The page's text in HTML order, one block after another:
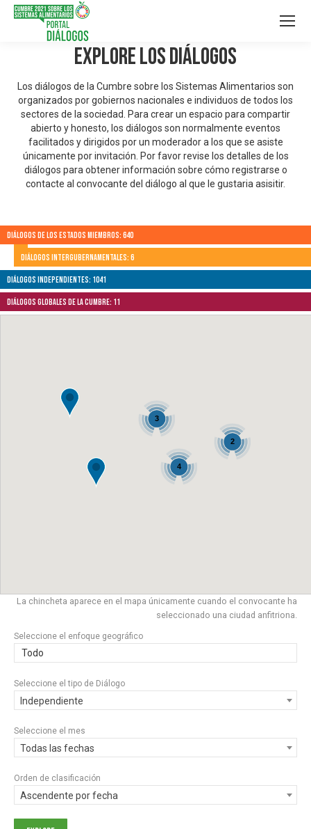
Explore los Diálogos
Los diálogos de la Cumbre sobre los Sistemas Alimentarios son
organizados por gobiernos nacionales e individuos de todos los
sectores de la sociedad. Para crear un espacio para compartir
abierto y honesto, los diálogos son normalmente eventos
facilitados y dirigidos por un moderador a los que se asiste
únicamente por invitación. Por favor revise los detalles de los
diálogos para obtener información sobre cómo registrarse o
contacte al convocante del diálogo al que le gustaria asisitir.
Diálogos de los Estados Miembros: 640
Diálogos Intergubernamentales: 6
Diálogos independientes: 1041
Diálogos globales de la Cumbre: 11
4
2
3
La chincheta aparece en el mapa únicamente cuando el convocante ha
seleccionado una ciudad anfitriona.
Seleccione el enfoque geográfico
Todo
Seleccione el tipo de Diálogo
Independiente
Seleccione el mes
Todas las fechas
Orden de clasificación
Ascendente por fecha